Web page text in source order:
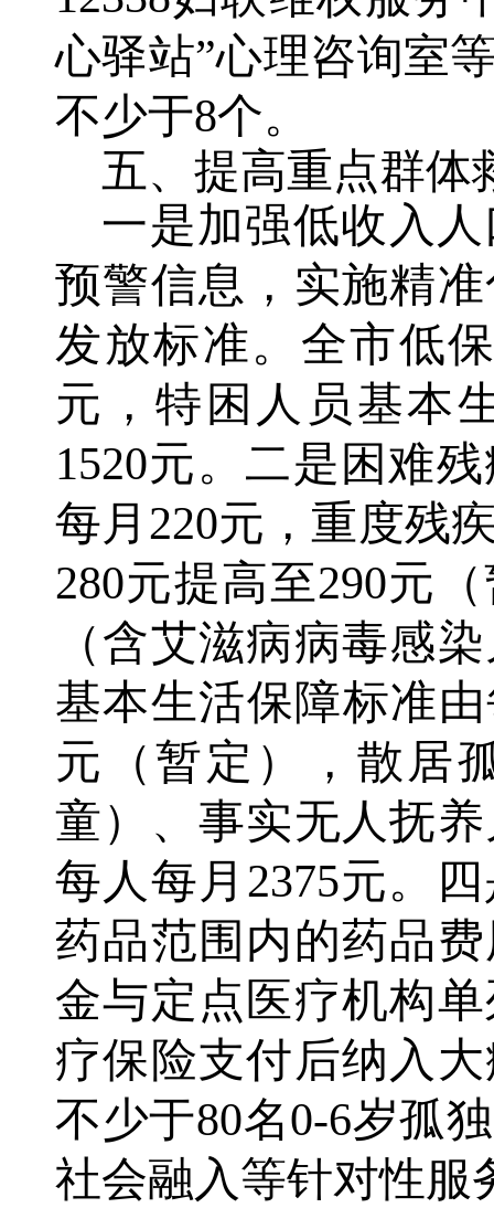
心驿站”心理咨询室
不少于8个。
五、提高重点群体
一是加强低收入
预警信息，实施精
发放标准。全市低
元，特困人员基本
1520元。二是困难
每月220元，重度残
280元提高至290元
（含艾滋病病毒感
基本生活保障标准
元（暂定），散居
童）、事实无人抚
每人每月2375元。
药品范围内的药品
金与定点医疗机构
疗保险支付后纳入
不少于80名0-6岁孤
社会融入等针对性服